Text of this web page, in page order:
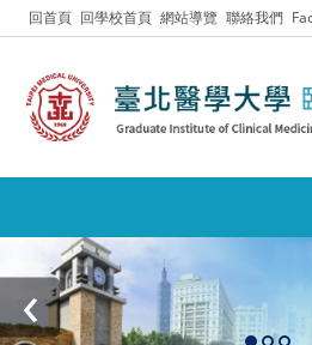
回首頁 回學校首頁 網站導覽 聯絡我們
‹